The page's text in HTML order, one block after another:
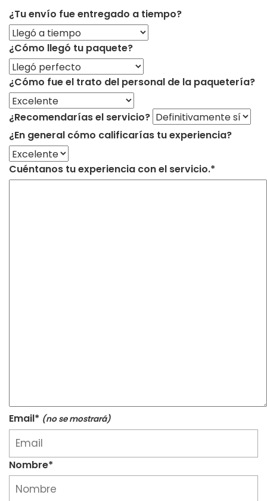
¿Tu envío fue entregado a tiempo?
¿Cómo llegó tu paquete?
¿Cómo fue el trato del personal de la paquetería?
¿Recomendarías el servicio?
¿En general cómo calificarías tu experiencia?
Cuéntanos tu experiencia con el servicio.*
Email* (no se mostrará)
Nombre*